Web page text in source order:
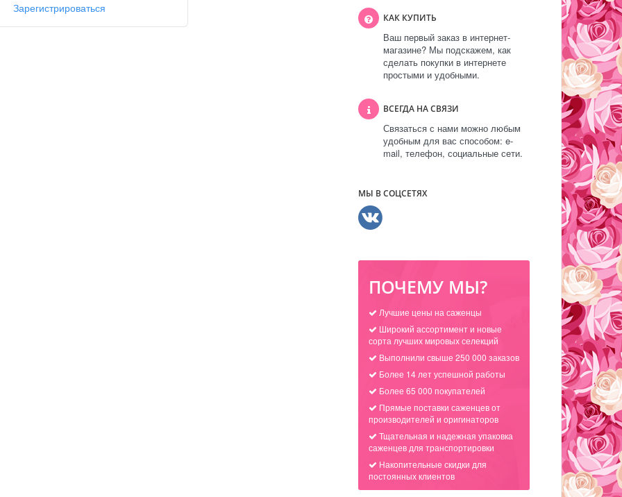
Зарегистрироваться
КАК КУПИТЬ
Ваш первый заказ в интернет-
магазине? Мы подскажем, как
сделать покупки в интернете
простыми и удобными.
ВСЕГДА НА СВЯЗИ
Связаться с нами можно любым
удобным для вас способом: e-
mail, телефон, социальные сети.
МЫ В СОЦСЕТЯХ
ПОЧЕМУ МЫ?
Лучшие цены на саженцы
Широкий ассортимент и новые
сорта лучших мировых селекций
Выполнили свыше 250 000 заказов
Более 14 лет успешной работы
Более 65 000 покупателей
Прямые поставки саженцев от
производителей и оригинаторов
Тщательная и надежная упаковка
саженцев для транспортировки
Накопительные скидки для
постоянных клиентов